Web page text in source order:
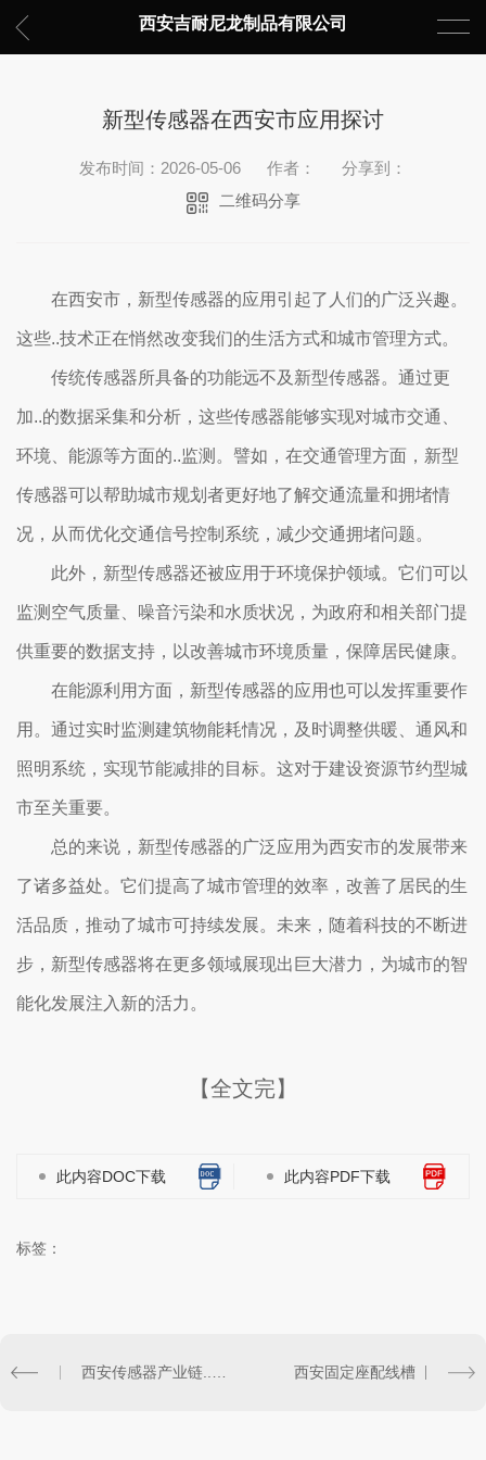
西安吉耐尼龙制品有限公司
新型传感器在西安市应用探讨
发布时间：2026-05-06 作者：
分享到：
二维码分享
在西安市，新型传感器的应用引起了人们的广泛兴趣。
这些..技术正在悄然改变我们的生活方式和城市管理方式。
传统传感器所具备的功能远不及新型传感器。通过更
加..的数据采集和分析，这些传感器能够实现对城市交通、
环境、能源等方面的..监测。譬如，在交通管理方面，新型
传感器可以帮助城市规划者更好地了解交通流量和拥堵情
况，从而优化交通信号控制系统，减少交通拥堵问题。
此外，新型传感器还被应用于环境保护领域。它们可以
监测空气质量、噪音污染和水质状况，为政府和相关部门提
供重要的数据支持，以改善城市环境质量，保障居民健康。
在能源利用方面，新型传感器的应用也可以发挥重要作
用。通过实时监测建筑物能耗情况，及时调整供暖、通风和
照明系统，实现节能减排的目标。这对于建设资源节约型城
市至关重要。
总的来说，新型传感器的广泛应用为西安市的发展带来
了诸多益处。它们提高了城市管理的效率，改善了居民的生
活品质，推动了城市可持续发展。未来，随着科技的不断进
步，新型传感器将在更多领域展现出巨大潜力，为城市的智
能化发展注入新的活力。
【全文完】
此内容DOC下载 此内容PDF下载
标签：
西安固定座配线槽